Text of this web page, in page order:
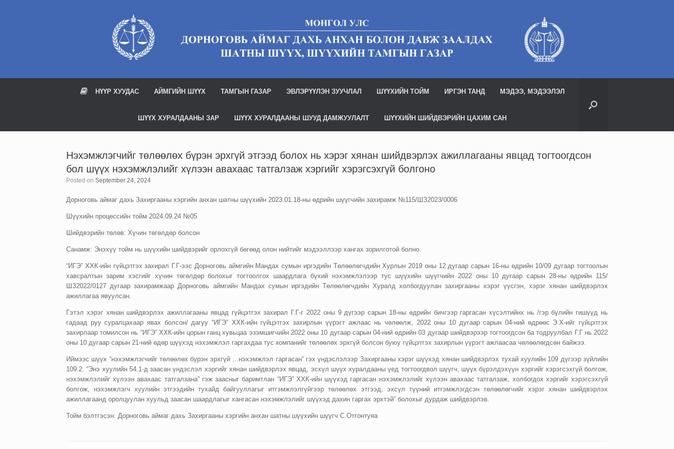
НҮҮР ХУУДАС АЙМГИЙН ШҮҮХ ТАМГЫН ГАЗАР ЭВЛЭРҮҮЛЭН ЗУУЧЛАЛ ШҮҮХИЙН ТОЙМ ИРГЭН ТАНД МЭДЭЭ, МЭДЭЭЛЭЛ
ШҮҮХ ХУРАЛДААНЫ ЗАР ШҮҮХ ХУРАЛДААНЫ ШУУД ДАМЖУУЛАЛТ ШҮҮХИЙН ШИЙДВЭРИЙН ЦАХИМ САН
Нэхэмжлэгчийг төлөөлөх бүрэн эрхгүй этгээд болох нь хэрэг хянан шийдвэрлэх ажиллагааны явцад тогтоогдсон
бол шүүх нэхэмжлэлийг хүлээн авахаас татгалзаж хэргийг хэрэгсэхгүй болгоно
Posted on September 24, 2024
Дорноговь аймаг дахь Захиргааны хэргийн анхан шатны шүүхийн 2023.01.18-ны өдрийн шүүгчийн захирамж №115/ШЗ2023/0006
Шүүхийн процессийн тойм 2024.09.24 №05
Шийдвэрийн төлөв: Хүчин төгөлдөр болсон
Санамж: Энэхүү тойм нь шүүхийн шийдвэрийг орлохгүй бөгөөд олон нийтийг мэдээллээр хангах зорилготой болно.
“ИГЭ” ХХК-ийн гүйцэтгэх захирал Г.Г-ээс Дорноговь аймгийн Мандах сумын иргэдийн Төлөөлөгчдийн Хурлын 2019 оны 12 дугаар сарын 16-ны өдрийн 10/09 дугаар тогтоолын
хавсралтын зарим хэсгийг хүчин төгөлдөр болохыг тогтоолгох шаардлага бүхий нэхэмжлэлээр тус шүүхийн шүүгчийн 2022 оны 10 дугаар сарын 28-ны өдрийн 115/
ШЗ2022/0127 дугаар захирамжаар Дорноговь аймгийн Мандах сумын иргэдийн Төлөөлөгчдийн Хуралд холбогдуулан захиргааны хэрэг үүсгэн, хэрэг хянан шийдвэрлэх
ажиллагаа явуулсан.
Гэтэл хэрэг хянан шийдвэрлэх ажиллагааны явцад гүйцэтгэх захирал Г.Г-г 2022 оны 9 дүгээр сарын 18-ны өдрийн бичгээр гаргасан хүсэлтийнх нь /гэр бүлийн гишүүд нь
гадаад руу суралцахаар явах болсон/ дагуу “ИГЭ” ХХК-ийн гүйцэтгэх захирлын үүрэгт ажлаас нь чөлөөлж, 2022 оны 10 дугаар сарын 04-ний өдрөөс Э.Х-ийг гүйцэтгэх
захирлаар томилсон нь “ИГЭ” ХХК-ийн цорын ганц хувьцаа эзэмшигчийн 2022 оны 10 дугаар сарын 04-ний өдрийн 03 дугаар шийдвэрээр тогтоогдсон ба тодруулбал Г.Г нь 2022
оны 10 дугаар сарын 21-ний өдөр шүүхэд нэхэмжлэл гаргахдаа тус компанийг төлөөлөх эрхгүй болсон буюу гүйцэтгэх захирлын үүрэгт ажлаасаа чөлөөлөгдсөн байжээ.
Иймээс шүүх “нэхэмжлэгчийг төлөөлөх бүрэн эрхгүй …нэхэмжлэл гаргасан” гэх үндэслэлээр Захиргааны хэрэг шүүхэд хянан шийдвэрлэх тухай хуулийн 109 дүгээр зүйлийн
109.2. “Энэ хуулийн 54.1-д заасан үндэслэл хэргийг хянан шийдвэрлэх явцад, эсхүл шүүх хуралдааны үед тогтоогдвол шүүгч, шүүх бүрэлдэхүүн хэргийг хэрэгсэхгүй болгож,
нэхэмжлэлийг хүлээн авахаас татгалзана” гэж заасныг баримтлан “ИГЭ” ХХК-ийн шүүхэд гаргасан нэхэмжлэлийг хүлээн авахаас татгалзаж, холбогдох хэргийг хэрэгсэхгүй
болгож, нэхэмжлэгч хуулийн этгээдийн тухайд байгууллагыг итгэмжлэлгүйгээр төлөөлөх этгээд, эхсүл түүний итгэмжлэгдсэн төлөөлөгчийг хэрэг хянан шийдвэрлэх
ажиллагаанд оролцуулан хуульд заасан шаардлагыг хангасан нэхэмжлэлийг шүүхэд дахин гаргах эрхтэй” болохыг дурдаж шийдвэрлэв.
Тойм бэлтгэсэн: Дорноговь аймаг дахь Захиргааны хэргийн анхан шатны шүүхийн шүүгч С.Отгонтуяа